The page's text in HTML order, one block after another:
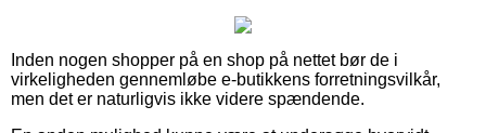
Inden nogen shopper på en shop på nettet bør de i
virkeligheden gennemløbe e-butikkens forretningsvilkår,
men det er naturligvis ikke videre spændende.